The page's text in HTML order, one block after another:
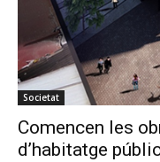
Societat
Comencen les
d’habitatge